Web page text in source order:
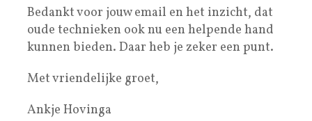
Bedankt voor jouw email en het inzicht, dat
oude technieken ook nu een helpende hand
kunnen bieden. Daar heb je zeker een punt.
Met vriendelijke groet,
Ankje Hovinga